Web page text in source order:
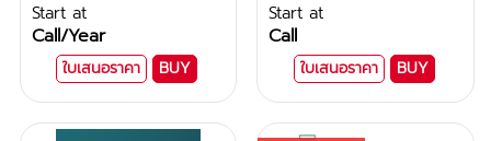
Start at
Call/Year
ใบเสนอราคา BUY
Start at
Call
ใบเสนอราคา BUY